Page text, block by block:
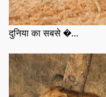
दुनिया का सबसे �...